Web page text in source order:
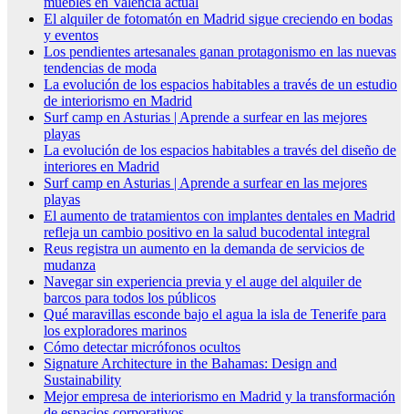
El alquiler de fotomatón en Madrid sigue creciendo en bodas
y eventos
Los pendientes artesanales ganan protagonismo en las nuevas
tendencias de moda
La evolución de los espacios habitables a través de un estudio
de interiorismo en Madrid
Surf camp en Asturias | Aprende a surfear en las mejores
playas
La evolución de los espacios habitables a través del diseño de
interiores en Madrid
Surf camp en Asturias | Aprende a surfear en las mejores
playas
El aumento de tratamientos con implantes dentales en Madrid
refleja un cambio positivo en la salud bucodental integral
Reus registra un aumento en la demanda de servicios de
mudanza
Navegar sin experiencia previa y el auge del alquiler de
barcos para todos los públicos
Qué maravillas esconde bajo el agua la isla de Tenerife para
los exploradores marinos
Cómo detectar micrófonos ocultos
Signature Architecture in the Bahamas: Design and
Sustainability
Mejor empresa de interiorismo en Madrid y la transformación